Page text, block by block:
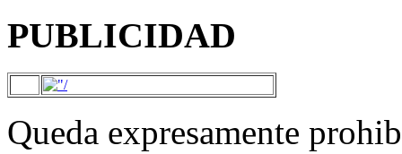
PUBLICIDAD
Queda expresamente